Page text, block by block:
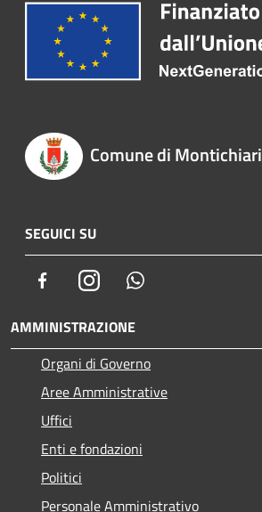
Comune di Montichiari
SEGUICI SU
FacebookInstagram
AMMINISTRAZIONE
Organi di Governo
Aree Amministrative
Uffici
Enti e fondazioni
Politici
Personale Amministrativo